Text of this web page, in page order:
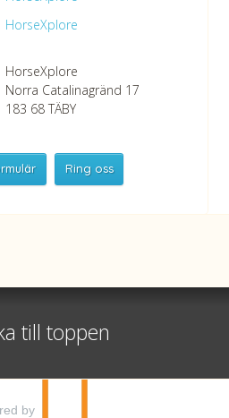
HorseXplore
HorseXplore
Norra Catalinagränd 17
183 68 TÄBY
Ring oss
+46 8 50380670
556479-2983
till toppen
by